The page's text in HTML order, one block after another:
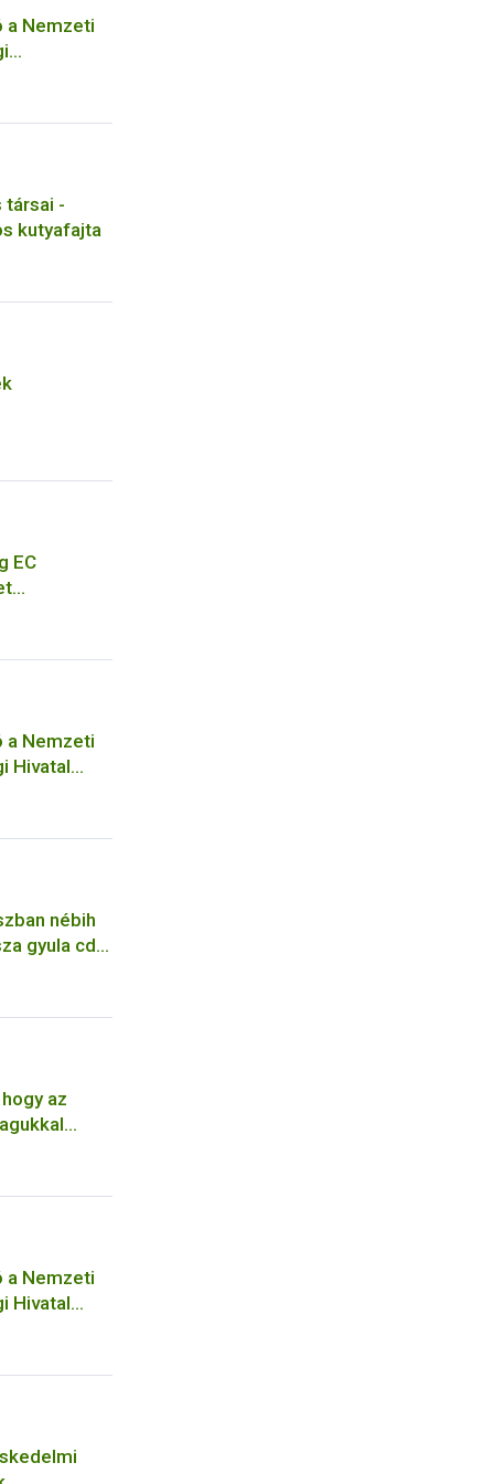
a Nemzeti
társai -
kutyafajta
EC
of EC
for a
a Nemzeti
Hivatal
nébih
gyula cdc
az
a Nemzeti
Hivatal